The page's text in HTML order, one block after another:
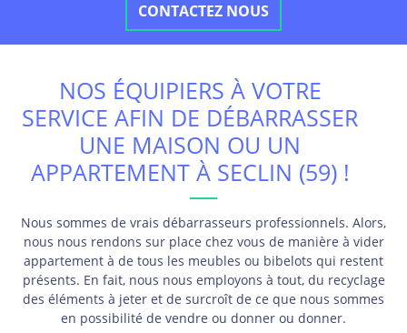
CONTACTEZ NOUS
NOS ÉQUIPIERS À VOTRE
SERVICE AFIN DE DÉBARRASSER
UNE MAISON OU UN
APPARTEMENT À SECLIN (59) !
Nous sommes de vrais débarrasseurs professionnels. Alors,
nous nous rendons sur place chez vous de manière à vider
appartement à de tous les meubles ou bibelots qui restent
présents. En fait, nous nous employons à tout, du recyclage
des éléments à jeter et de surcroît de ce que nous sommes
en possibilité de vendre ou donner ou donner.